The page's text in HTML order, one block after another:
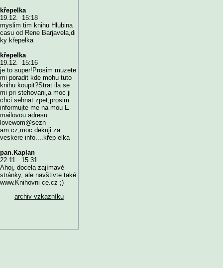
křepelka
19.12. 15:18
myslim tim knihu Hlubina
casu od Rene Barjavela,di
ky křepelka
křepelka
19.12. 15:16
je to super!Prosim muzete
mi poradit kde mohu tuto
knihu koupit?Strat ila se
mi pri stehovani,a moc ji
chci sehnat zpet,prosim
informujte me na mou E-
mailovou adresu
lovewom@sezn
am.cz,moc dekuji za
veskere info....křep elka
pan.Kaplan
22.11. 15:31
Ahoj, docela zajímavé
stránky, ale navštivte také
www.Knihovni ce.cz ;)
archiv vzkazníku